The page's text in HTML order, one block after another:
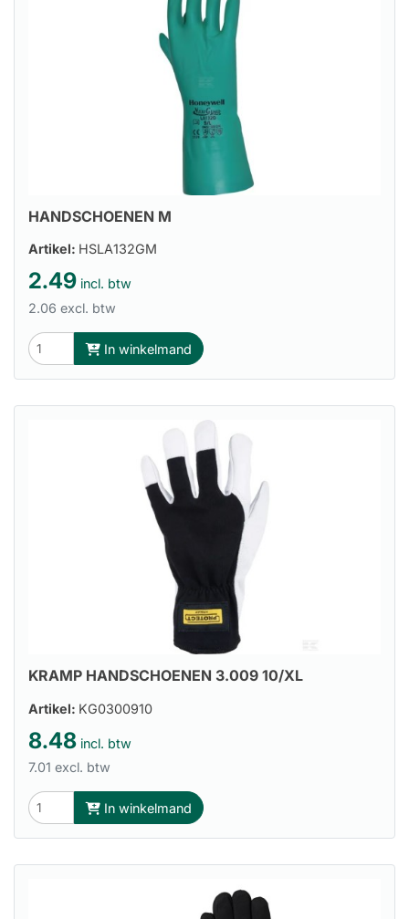
HANDSCHOENEN M
Artikel: HSLA132GM
2.49 incl. btw
2.06 excl. btw
In winkelmand
KRAMP HANDSCHOENEN 3.009 10/XL
Artikel: KG0300910
8.48 incl. btw
7.01 excl. btw
In winkelmand